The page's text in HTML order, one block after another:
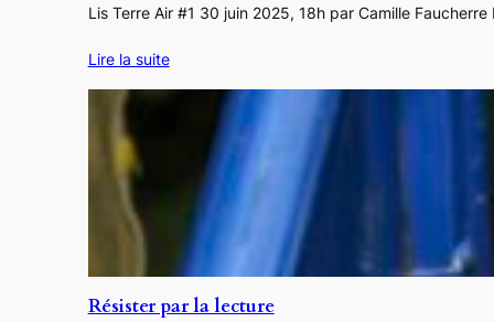
Lis Terre Air #1 30 juin 2025, 18h par Camille
Lire la suite
Résister par la lecture